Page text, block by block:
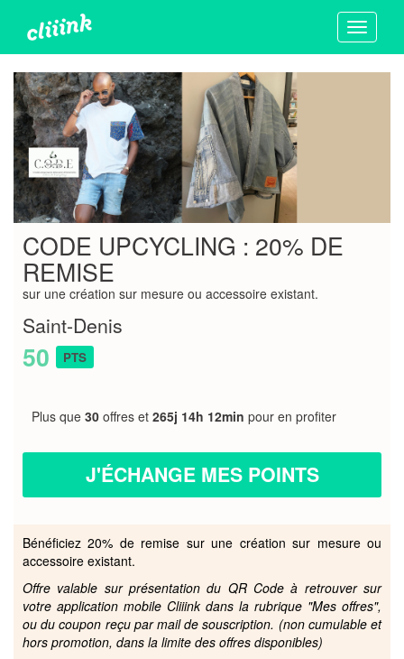
Toggle
CODE UPCYCLING : 20% DE
REMISE
sur une création sur mesure ou accessoire existant.
Saint-Denis
50 PTS
Plus que 30 offres et 265j 14h 12min pour en profiter
J'ÉCHANGE MES POINTS
Bénéficiez 20% de remise sur une création sur mesure ou
accessoire existant.
Offre valable sur présentation du QR Code à retrouver sur
votre application mobile Cliiink dans la rubrique "Mes offres",
ou du coupon reçu par mail de souscription. (non cumulable et
hors promotion, dans la limite des offres disponibles)